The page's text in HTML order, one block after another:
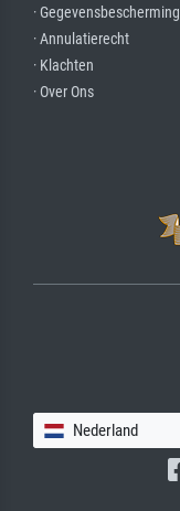
· Gegevensbescherming
· Annulatierecht
· Klachten
· Over Ons
Nederland